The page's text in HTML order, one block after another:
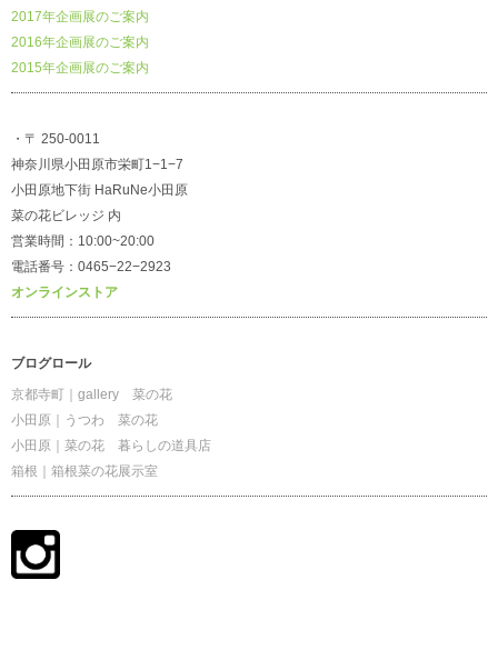
2017年企画展のご案内
2016年企画展のご案内
2015年企画展のご案内
・〒 250-0011
神奈川県小田原市栄町1−1−7
小田原地下街 HaRuNe小田原
菜の花ビレッジ 内
営業時間：10:00~20:00
電話番号：0465−22−2923
オンラインストア
ブログロール
京都寺町｜gallery 菜の花
小田原｜うつわ 菜の花
小田原｜菜の花 暮らしの道具店
箱根｜箱根菜の花展示室